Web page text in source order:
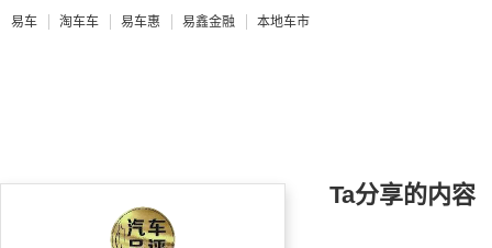
易车 淘车车 易车惠 易鑫金融 本地车市
Ta分享的内容